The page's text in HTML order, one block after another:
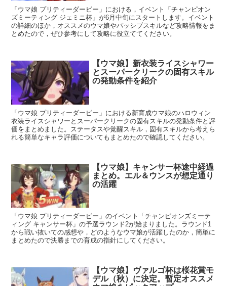
「ウマ娘 プリティーダービー」における，イベント「チャンピオン
ズミーティング ジェミニ杯」が6月中旬にスタートします。イベント
の詳細のほか，オススメのウマ娘やパッシブスキルなど攻略情報をま
とめたので，ぜひ参考にして攻略に役立ててください。
【ウマ娘】新衣装ライスシャワー
とスーパークリークの固有スキル
の発動条件を紹介
「ウマ娘 プリティーダービー」における新育成ウマ娘のハロウィン
衣装ライスシャワーとスーパークリークの固有スキルの発動条件と評
価をまとめました。ステータスや覚醒スキル，固有スキルから考えら
れる簡単なキャラ評価についてもまとめたので確認してください。
【ウマ娘】キャンサー杯途中経過
まとめ。エル＆ウンスが想定通り
の活躍
「ウマ娘 プリティーダービー」のイベント「チャンピオンズミーテ
ィング キャンサー杯」の予選ラウンド2が始まりました。ラウンド1
から戦い抜いての感想や，どのようなウマ娘が活躍したのか，簡単に
まとめたので決勝までの育成の指針にしてください。
【ウマ娘】ヴァルゴ杯は桜花賞モ
デル（秋）に決定。暫定オススメ